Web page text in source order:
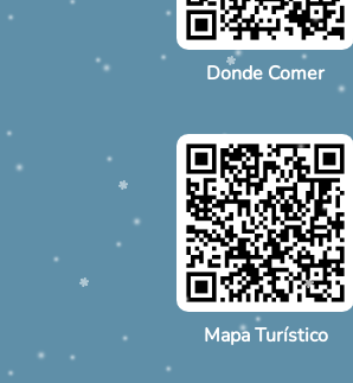
Donde Comer
Mapa Turístico